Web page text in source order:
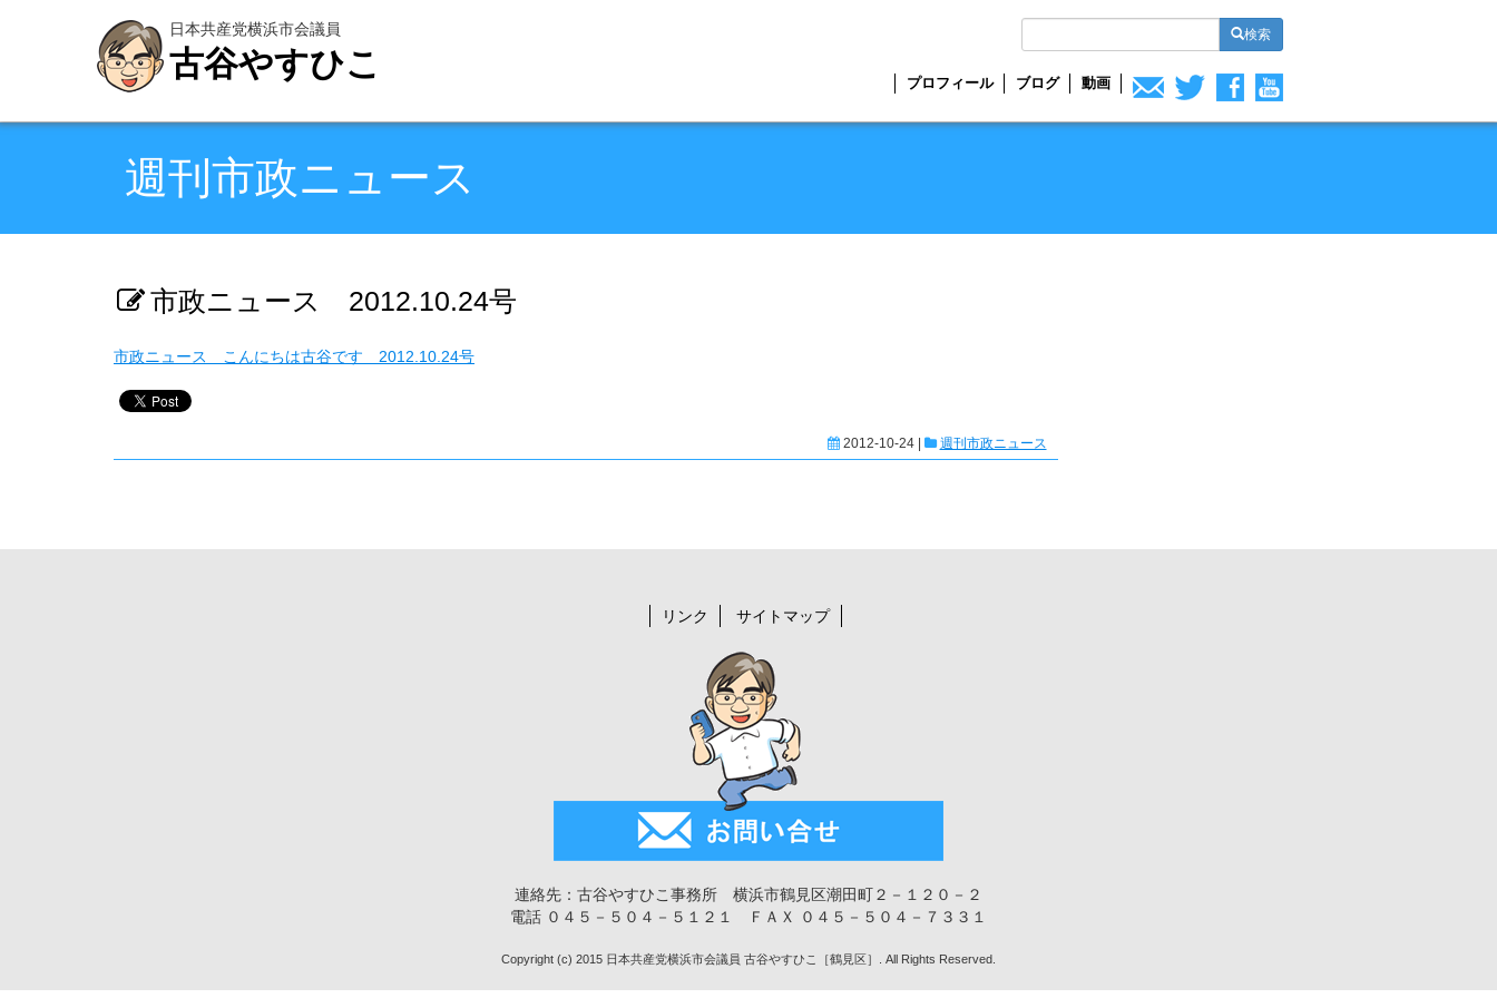
日本共産党横浜市会議員
古谷やすひこ
検索
プロフィール ブログ 動画
週刊市政ニュース
市政ニュース 2012.10.24号
市政ニュース こんにちは古谷です 2012.10.24号
2012-10-24 | 週刊市政ニュース
リンク サイトマップ
連絡先：古谷やすひこ事務所 横浜市鶴見区潮田町２－１２０－２
電話 ０４５－５０４－５１２１ ＦＡＸ ０４５－５０４－７３３１
Copyright (c) 2015 日本共産党横浜市会議員 古谷やすひこ［鶴見区］. All Rights Reserved.